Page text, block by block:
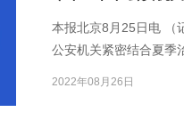
本报北京8月25日电 （
公安机关紧密结合夏季
2022年08月26日